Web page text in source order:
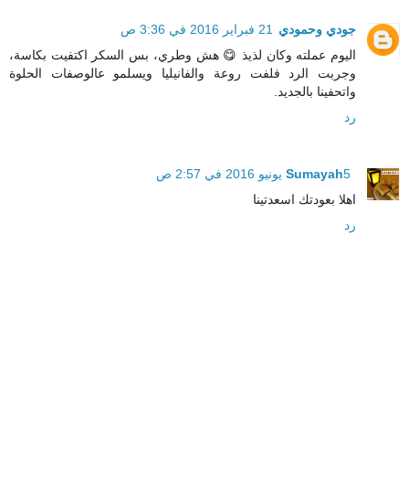
جودي وحمودي
21 فبراير 2016 في 3:36 ص
اليوم عملته وكان لذيذ 😋 هش وطري، بس السكر اكتفيت بكاسة،
وجربت الرد فلفت روعة والفانيليا ويسلمو عالوصفات الحلوة
واتحفينا بالجديد.
رد
Sumayah5 يونيو 2016 في 2:57 ص
اهلا بعودتك اسعدتينا
رد